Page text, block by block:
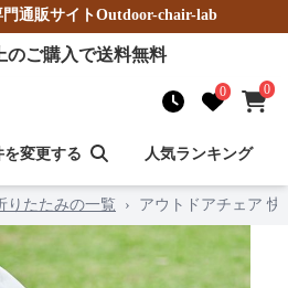
門通販サイトOutdoor-chair-lab
のご購入で送料無料
0 0
を変更する 人気ランキング
りたたみの一覧 › アウトドアチェア